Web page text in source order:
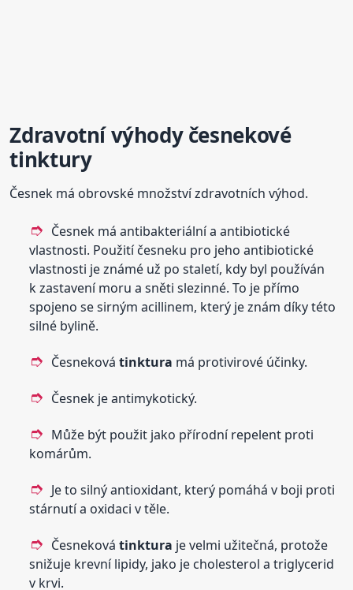
Zdravotní výhody česnekové
tinktury
Česnek má obrovské množství zdravotních výhod.
Česnek má antibakteriální a antibiotické
vlastnosti. Použití česneku pro jeho antibiotické
vlastnosti je známé už po staletí, kdy byl používán
k zastavení moru a sněti slezinné. To je přímo
spojeno se sirným acillinem, který je znám díky této
silné bylině.
Česnekovátinktura má protivirové účinky.
Česnek je antimykotický.
Může být použit jako přírodní repelent proti
komárům.
Je to silný antioxidant, který pomáhá v boji proti
stárnutí a oxidaci v těle.
Česnekovátinktura je velmi užitečná, protože
snižuje krevní lipidy, jako je cholesterol a triglycerid
v krvi.